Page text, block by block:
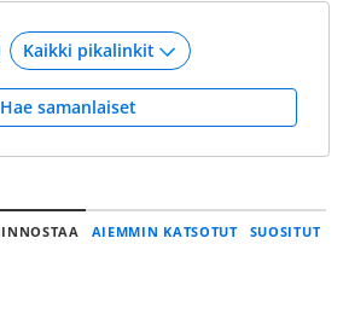
Hae samanlaiset
AIEMMIN KATSOTUT SUOSITUT